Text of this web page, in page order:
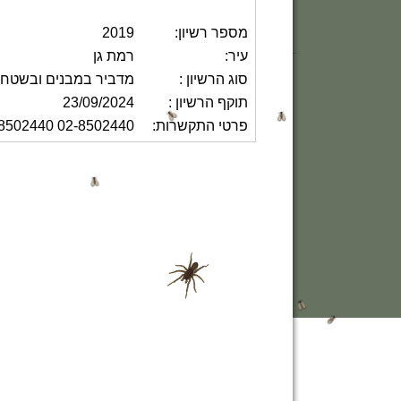
מספר רשיון:
2019
עיר:
רמת גן
סוג הרשיון :
מדביר במבנים
תוקף הרשיון :
23/09/2024
פרטי התקשרות:
02-8502440 052-8502440